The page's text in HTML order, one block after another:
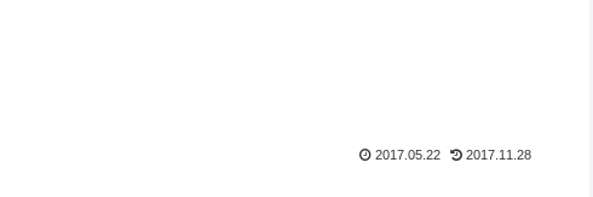
2017.05.22 2017.11.28